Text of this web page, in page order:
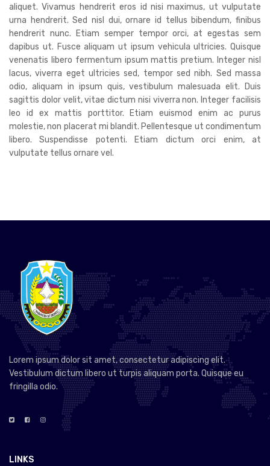
aliquet. Vivamus hendrerit eros id nisi maximus, ut vulputate
urna hendrerit. Sed nisl dui, ornare id tellus bibendum, finibus
hendrerit nunc. Etiam semper tempor orci, at egestas sem
dapibus ut. Fusce aliquam ut ipsum vehicula ultricies. Quisque
venenatis libero fermentum ipsum mattis pretium. Integer nisl
lacus, viverra eget ultricies sed, tempor sed nibh. Sed massa
odio, aliquam in ipsum quis, vestibulum malesuada elit. Duis
sagittis dolor velit, vitae dictum nisi viverra non. Integer facilisis
leo id ex mattis porttitor. Etiam euismod enim ac purus
molestie, non placerat mi blandit. Pellentesque ut condimentum
libero. Suspendisse potenti. Etiam dictum orci enim, at
vulputate tellus ornare vel.
Lorem ipsum dolor sit amet, consectetur adipiscing elit.
Vestibulum dictum libero ut turpis aliquam porta. Quisque eu
fringilla odio.
LINKS